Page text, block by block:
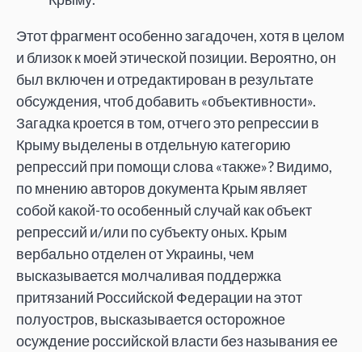
Этот фрагмент особенно загадочен, хотя в целом
и близок к моей этической позиции. Вероятно, он
был включен и отредактирован в результате
обсуждения, чтоб добавить «объективности».
Загадка кроется в том, отчего это репрессии в
Крыму выделены в отдельную категорию
репрессий при помощи слова «также»? Видимо,
по мнению авторов документа Крым являет
собой какой-то особенный случай как объект
репрессий и/или по субъекту оных. Крым
вербально отделен от Украины, чем
высказывается молчаливая поддержка
притязаний Российской Федерации на этот
полуостров, высказывается осторожное
осуждение российской власти без называния ее